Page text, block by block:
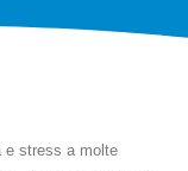
e stress a molte